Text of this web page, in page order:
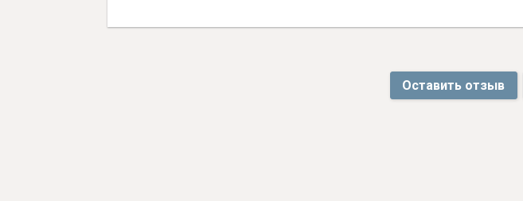
Оставить отзыв